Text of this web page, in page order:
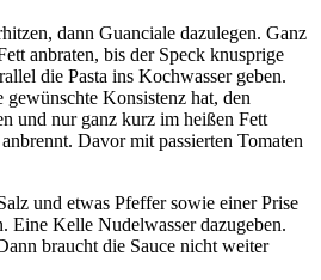
dann Guanciale dazulegen. Ganz
anbraten, bis der Speck knusprige
die Pasta ins Kochwasser geben.
gewünschte Konsistenz hat, den
und nur ganz kurz im heißen Fett
Davor mit passierten Tomaten
und etwas Pfeffer sowie einer Prise
Eine Kelle Nudelwasser dazugeben.
braucht die Sauce nicht weiter